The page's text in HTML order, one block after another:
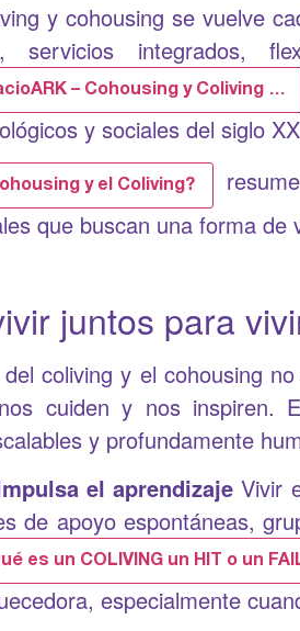
y cohousing se vuelve
servicios integrados,
– Cohousing y Coliving …
y sociales del siglo
y el Coliving?
que buscan una forma
juntos para
coliving y el cohousing
cuiden y nos inspiren.
y profundamente
el aprendizaje Vivir
de apoyo espontáneas,
es un COLIVING un HIT o un
especialmente